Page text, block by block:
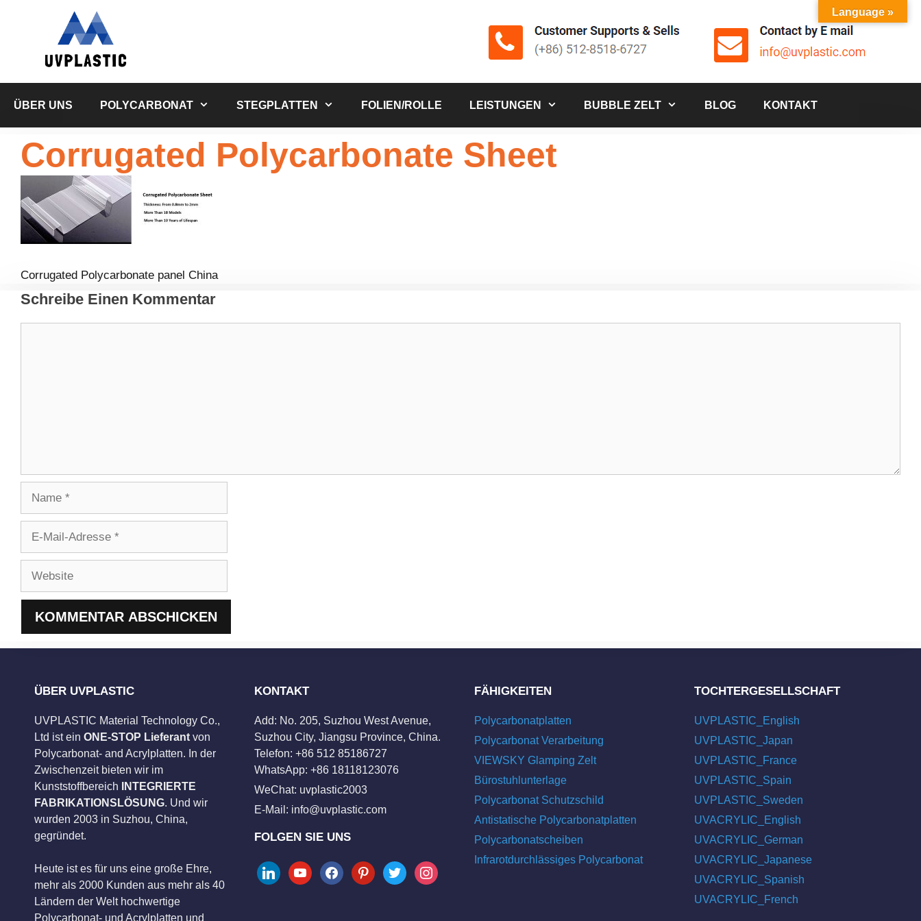
ÜBER UNS POLYCARBONAT STEGPLATTEN FOLIEN/ROLLE LEISTUNGEN BUBBLE ZELT BLOG KONTAKT
Corrugated Polycarbonate Sheet
Corrugated Polycarbonate panel China
Schreibe Einen Kommentar
Adresse
ÜBER UVPLASTIC
UVPLASTIC Material Technology Co.,
Ltd ist ein ONE-STOP Lieferant von
Polycarbonat- and Acrylplatten. In der
Zwischenzeit bieten wir im
Kunststoffbereich
INTEGRIERTE
FABRIKATIONSLÖSUNG. Und wir
wurden 2003 in Suzhou, China,
gegründet.
Heute ist es für uns eine große Ehre,
mehr als 2000 Kunden aus mehr als 40
Ländern der Welt hochwertige
Polycarbonat- und Acrylplatten und
KONTAKT
Add: No. 205, Suzhou West Avenue,
Suzhou City, Jiangsu Province, China.
Telefon: +86 512 85186727
WhatsApp: +86 18118123076
WeChat: uvplastic2003
E-Mail: info@uvplastic.com
FOLGEN SIE UNS
linkedinyoutubefacebookpinteresttwitter instagram
FÄHIGKEITEN
Polycarbonatplatten
Polycarbonat Verarbeitung
VIEWSKY Glamping Zelt
Bürostuhlunterlage
Polycarbonat Schutzschild
Antistatische Polycarbonatplatten
Polycarbonatscheiben
Infrarotdurchlässiges Polycarbonat
TOCHTERGESELLSCHAFT
UVPLASTIC_English
UVPLASTIC_Japan
UVPLASTIC_France
UVPLASTIC_Spain
UVPLASTIC_Sweden
UVACRYLIC_English
UVACRYLIC_German
UVACRYLIC_Japanese
UVACRYLIC_Spanish
UVACRYLIC_French
Language »